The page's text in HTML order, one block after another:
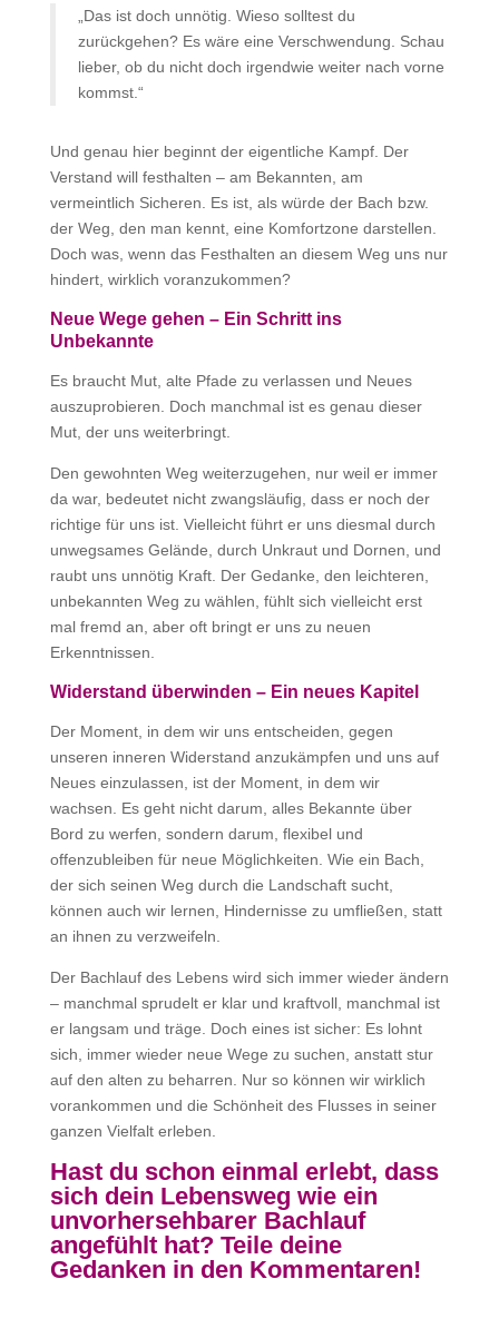
„Das ist doch unnötig. Wieso solltest du
zurückgehen? Es wäre eine Verschwendung. Schau
lieber, ob du nicht doch irgendwie weiter nach vorne
kommst.“
Und genau hier beginnt der eigentliche Kampf. Der
Verstand will festhalten – am Bekannten, am
vermeintlich Sicheren. Es ist, als würde der Bach bzw.
der Weg, den man kennt, eine Komfortzone darstellen.
Doch was, wenn das Festhalten an diesem Weg uns nur
hindert, wirklich voranzukommen?
Neue Wege gehen – Ein Schritt ins
Unbekannte
Es braucht Mut, alte Pfade zu verlassen und Neues
auszuprobieren. Doch manchmal ist es genau dieser
Mut, der uns weiterbringt.
Den gewohnten Weg weiterzugehen, nur weil er immer
da war, bedeutet nicht zwangsläufig, dass er noch der
richtige für uns ist. Vielleicht führt er uns diesmal durch
unwegsames Gelände, durch Unkraut und Dornen, und
raubt uns unnötig Kraft. Der Gedanke, den leichteren,
unbekannten Weg zu wählen, fühlt sich vielleicht erst
mal fremd an, aber oft bringt er uns zu neuen
Erkenntnissen.
Widerstand überwinden – Ein neues Kapitel
Der Moment, in dem wir uns entscheiden, gegen
unseren inneren Widerstand anzukämpfen und uns auf
Neues einzulassen, ist der Moment, in dem wir
wachsen. Es geht nicht darum, alles Bekannte über
Bord zu werfen, sondern darum, flexibel und
offenzubleiben für neue Möglichkeiten. Wie ein Bach,
der sich seinen Weg durch die Landschaft sucht,
können auch wir lernen, Hindernisse zu umfließen, statt
an ihnen zu verzweifeln.
Der Bachlauf des Lebens wird sich immer wieder ändern
– manchmal sprudelt er klar und kraftvoll, manchmal ist
er langsam und träge. Doch eines ist sicher: Es lohnt
sich, immer wieder neue Wege zu suchen, anstatt stur
auf den alten zu beharren. Nur so können wir wirklich
vorankommen und die Schönheit des Flusses in seiner
ganzen Vielfalt erleben.
Hast du schon einmal erlebt, dass
sich dein Lebensweg wie ein
unvorhersehbarer Bachlauf
angefühlt hat? Teile deine
Gedanken in den Kommentaren!